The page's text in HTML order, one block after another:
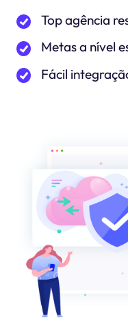
Top agência
Metas a nível
Fácil